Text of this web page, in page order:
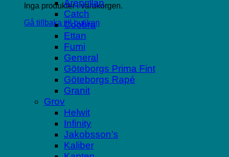
Inga produkter i varukorgen.
Gå tillbaka till butiken
Åreprillan
Catch
Coobra
Ettan
Fumi
General
Göteborgs Prima Fint
Göteborgs Rapé
Granit
Grov
Helwit
Infinity
Jakobsson’s
Kaliber